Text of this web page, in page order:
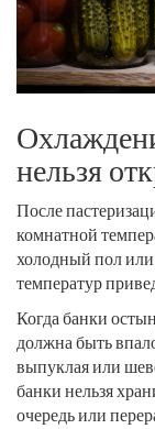
нельзя
После
комнатной
холодный пол или
температур
Когда банки
должна быть
выпуклая или
банки нельзя
очередь или